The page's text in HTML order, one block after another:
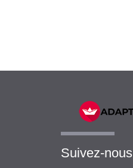
Suivez-nous